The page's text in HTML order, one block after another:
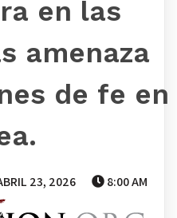
en las
amenaza
de fe en
23, 2026 8:00 AM